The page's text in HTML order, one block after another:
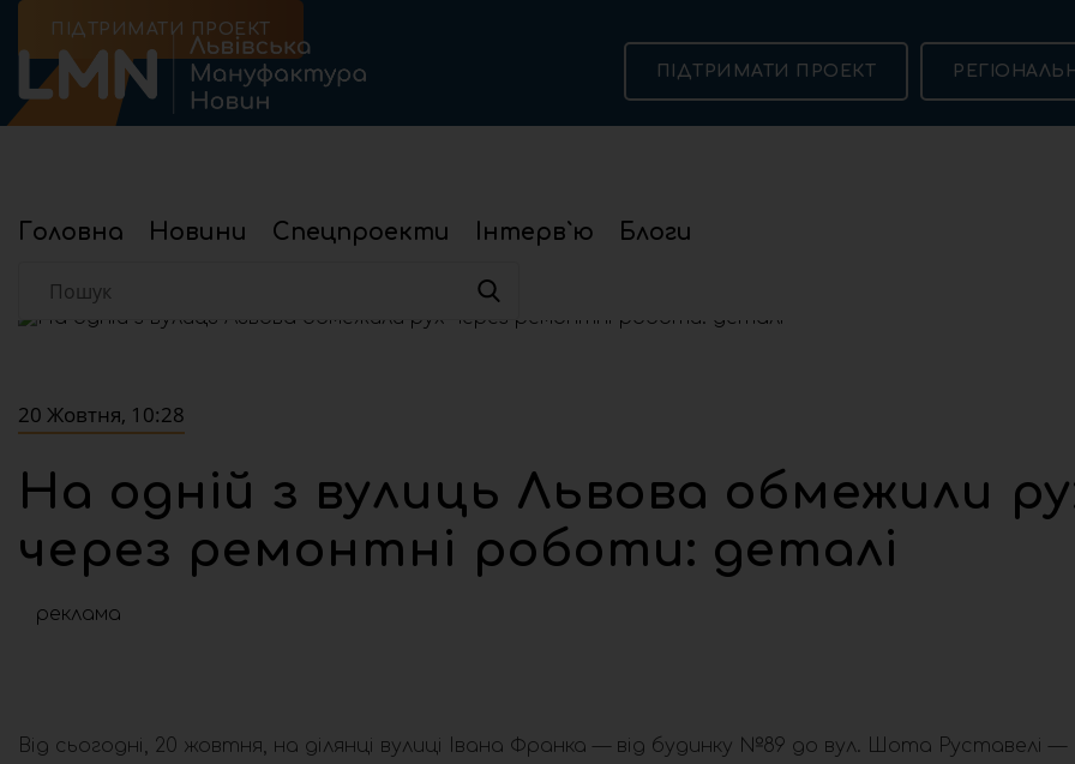
ПІДТРИМАТИ ПРОЕКТ
Головна Новини Спецпроекти Інтерв`ю Блоги
ПІДТРИМАТИ ПРОЕКТ
Головна Новини Суспільство На одній з вулиць Львова обмежили рух через ремонтні роботи: деталі
20 Жовтня, 10:28
На одній з вулиць Львова обмежили
через ремонтні роботи: деталі
реклама
Від сьогодні, 20 жовтня, на ділянці вулиці Івана Франка — від будинку №89 до вул. Шота Руставелі —